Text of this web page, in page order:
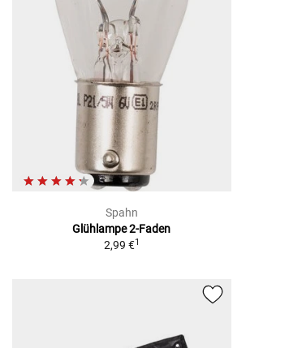
Spahn
Glühlampe 2-Faden
2,99 €1